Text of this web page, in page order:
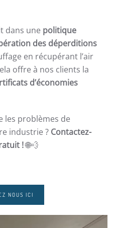
dans une politique
des déperditions
en récupérant l’air
offre à nos clients la
d’économies
les problèmes de
industrie ? Contactez-
!🌐💨
NOUS ICI